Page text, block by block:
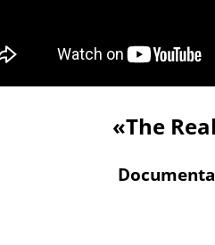
«The